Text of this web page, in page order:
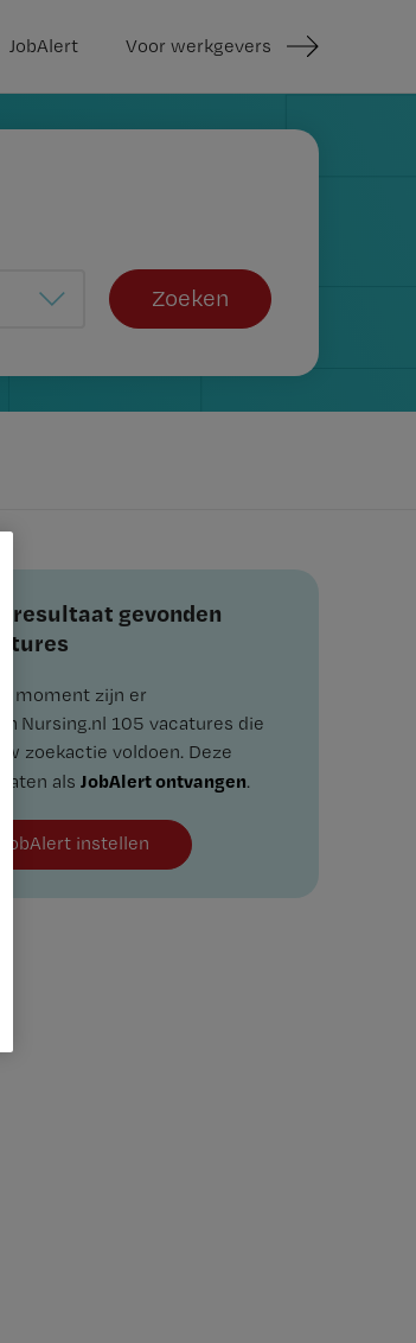
JobAlert Voor werkgevers
Zoeken
gevonden
moment zijn er
Nursing.nl 105 vacatures die
zoekactie voldoen. Deze
als JobAlert ontvangen.
JobAlert instellen